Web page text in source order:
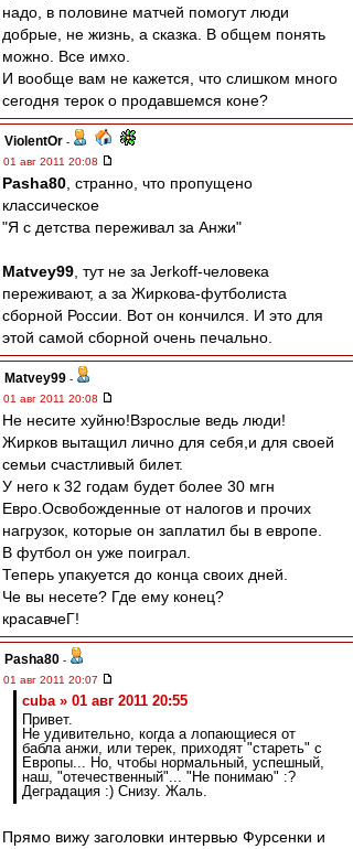
надо, в половине матчей помогут люди
добрые, не жизнь, а сказка. В общем понять
можно. Все имхо.
И вообще вам не кажется, что слишком много
сегодня терок о продавшемся коне?
ViolentOr -
01 авг 2011 20:08
Pasha80 , странно, что пропущено
классическое
"Я с детства переживал за Анжи"
Matvey99 , тут не за Jerkoff-человека
переживают, а за Жиркова-футболиста
сборной России. Вот он кончился. И это для
этой самой сборной очень печально.
Matvey99 -
01 авг 2011 20:08
Не несите хуйню!Взрослые ведь люди!
Жирков вытащил лично для себя,и для своей
семьи счастливый билет.
У него к 32 годам будет более 30 мгн
Евро.Освобожденные от налогов и прочих
нагрузок, которые он заплатил бы в европе.
В футбол он уже поиграл.
Теперь упакуется до конца своих дней.
Че вы несете? Где ему конец?
красавчеГ!
Pasha80 -
01 авг 2011 20:07
cuba » 01 авг 2011 20:55
Привет.
Не удивительно, когда а лопающиеся от
бабла анжи, или терек, приходят "стареть" с
Европы... Но, чтобы нормальный, успешный,
наш, "отечественный"... "Не понимаю" :?
Деградация :) Снизу. Жаль.
Прямо вижу заголовки интервью Фурсенки и